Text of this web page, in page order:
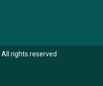
rights reserved